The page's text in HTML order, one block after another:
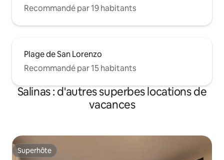
Recommandé par 19 habitants
Plage de San Lorenzo
Recommandé par 15 habitants
Salinas : d'autres superbes locations de
vacances
Superhôte
Superhôte